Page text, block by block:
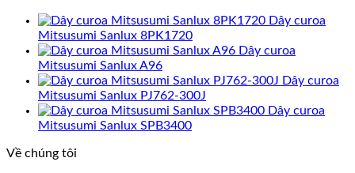
Dây curoa
Mitsusumi Sanlux 8PK1720
Dây curoa
Mitsusumi Sanlux A96
Dây curoa
Mitsusumi Sanlux PJ762-300J
Dây curoa
Mitsusumi Sanlux SPB3400
Về chúng tôi